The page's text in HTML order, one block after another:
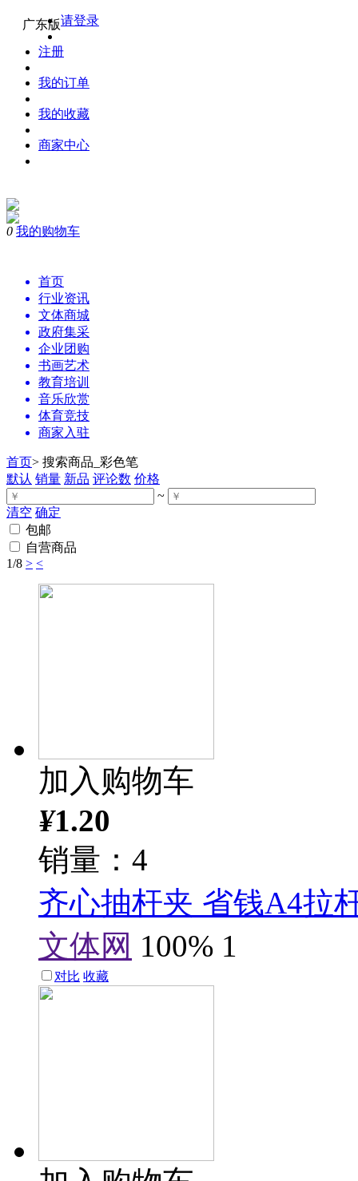
广东版请登录
注册
我的订单
我的收藏
商家中心
0 我的购物车
首页
行业资讯
文体商城
政府集采
企业团购
书画艺术
教育培训
音乐欣赏
体育竞技
商家入驻
首页> 搜索商品_彩色笔
默认 销量 新品 评论数 价格
~
清空 确定
包邮
自营商品
1/8 > <
加入购物车
¥1.20
销量：4
齐心抽杆夹 省钱A4拉
文体网 100% 1
对比 收藏